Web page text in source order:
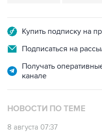
Купить подписку на
Подписаться на
Получать
канале
НОВОСТИ ПО ТЕМЕ
8 августа 07:37